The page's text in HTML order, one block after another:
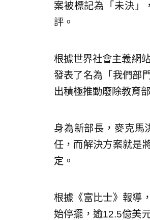
案被標記為「未決」
評。
根據世界社會主義網
發表了名為「我們部
出積極推動廢除教育
身為新部長，麥克馬
任，而解決方案就是
定。
根據《富比士》報導
始停擺，逾12.5億美